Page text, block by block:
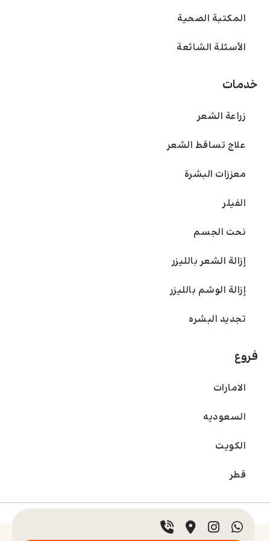
نوع العيادة والمعدات المستخدمة يؤثر بشكل كبير
في التكلفة، حيث أن العيادات التي تستخدم تقنيات
حديثة وأجهزة ليزر متطورة عادة ما تكون أعلى في
رئيسيًا، حيث يحتاج بعض الأشخاص إلى عدد أكبر من
ذلك، يؤثر نوع الشعر والبشرة في تحديد التكلفة،
الجلسات، ويحتاج الأشخاص ذوي البشرة الداكنة إلى
التكلفة أقل في المناطق الصغيرة مثل الشفاه العليا
مقارنة بالمناطق الأوسع مثل الفك أو الذقن.
هل الليزر آمن للبشرة الحساسة؟
إزالة شعر الوجه بالليزر تعتبر آمنة للبشرة الحساسة
للتوجيهات المناسبة. من المهم أن يتم تقييم نوع
إلى نوع خاص من الليزر أو طاقة أقل لتقليل التهيج.
لتخفيف الشعور بالانزعاج أثناء الجلسة. بعد العلاج،
يجب على الأشخاص ذوي البشرة الحساسة اتباع
روتين عناية دقيق لتجنب التورم أو الاحمرار. ينصح
بتجنب التعرض المباشر لأشعة الشمس واستخدام
أيضًا أن يتم العلاج تحت إشراف مختص لتقليل أي
احتمالات لحدوث تفاعلات غير مرغوب فيها.
فروع
الامارات
السعودیه
الکویت
قطر
خدمات
زراعة الشعر
علاج تساقط الشعر
معززات البشرة
الفیلر
نحت الجسم
إزالة الشعر بالليزر
إزالة الوشم بالليزر
تجديد البشره
المكتبة الصحية
الأسئلة الشائعة